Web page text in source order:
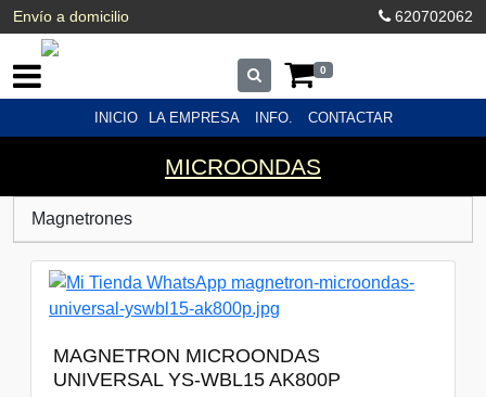
Envío a domicilio 620702062
0
INICIO LA EMPRESA INFO. CONTACTAR
MICROONDAS
Magnetrones
MAGNETRON MICROONDAS
UNIVERSAL YS-WBL15 AK800P